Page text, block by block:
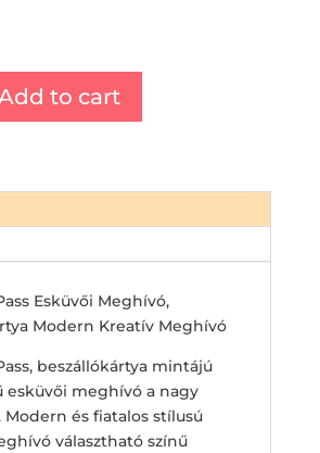
to cart
Esküvői Meghívó,
Modern Kreatív Meghívó
beszállókártya mintájú
esküvői meghívó a nagy
Modern és fiatalos stílusú
választható színű